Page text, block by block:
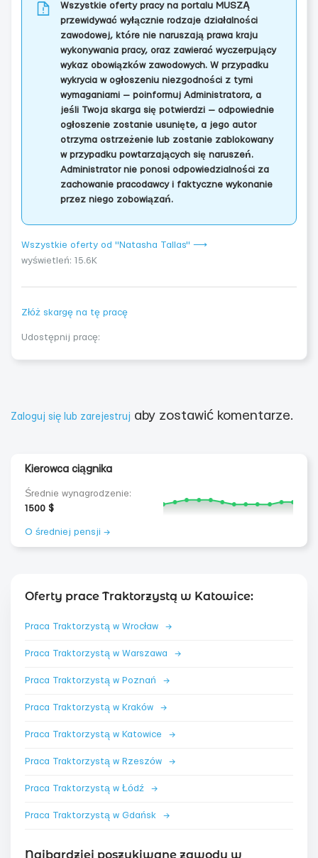
Wszystkie oferty pracy na portalu MUSZĄ
przewidywać wyłącznie rodzaje działalności
zawodowej, które nie naruszają prawa kraju
wykonywania pracy, oraz zawierać wyczerpujący
wykaz obowiązków zawodowych. W przypadku
wykrycia w ogłoszeniu niezgodności z tymi
wymaganiami — poinformuj Administratora, a
jeśli Twoja skarga się potwierdzi — odpowiednie
ogłoszenie zostanie usunięte, a jego autor
otrzyma ostrzeżenie lub zostanie zablokowany
w przypadku powtarzających się naruszeń.
Administrator nie ponosi odpowiedzialności za
zachowanie pracodawcy i faktyczne wykonanie
przez niego zobowiązań.
Wszystkie oferty od "Natasha Tallas" ⟶
wyświetleń: 15.6K
Złóż skargę na tę pracę
Udostępnij pracę:
Zaloguj się lub zarejestruj aby zostawić komentarze.
Kierowca ciągnika
Średnie wynagrodzenie:
1500 $
O średniej pensji →
Oferty prace Traktorzystą w Katowice:
Praca Traktorzystą w Wrocław →
Praca Traktorzystą w Warszawa →
Praca Traktorzystą w Poznań →
Praca Traktorzystą w Kraków →
Praca Traktorzystą w Katowice →
Praca Traktorzystą w Rzeszów →
Praca Traktorzystą w Łódź →
Praca Traktorzystą w Gdańsk →
Najbardziej poszukiwane zawody w